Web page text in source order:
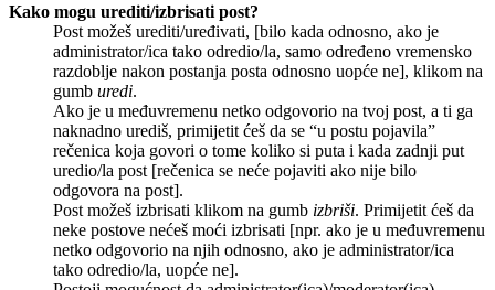
Kako mogu urediti/izbrisati post?
Post možeš urediti/uređivati, [bilo kada odnosno, ako je
administrator/ica tako odredio/la, samo određeno vremensko
razdoblje nakon postanja posta odnosno uopće ne], klikom na
gumb uredi.
Ako je u međuvremenu netko odgovorio na tvoj post, a ti ga
naknadno urediš, primijetit ćeš da se “u postu pojavila”
rečenica koja govori o tome koliko si puta i kada zadnji put
uredio/la post [rečenica se neće pojaviti ako nije bilo
odgovora na post].
Post možeš izbrisati klikom na gumb izbriši. Primijetit ćeš da
neke postove nećeš moći izbrisati [npr. ako je u međuvremenu
netko odgovorio na njih odnosno, ako je administrator/ica
tako odredio/la, uopće ne].